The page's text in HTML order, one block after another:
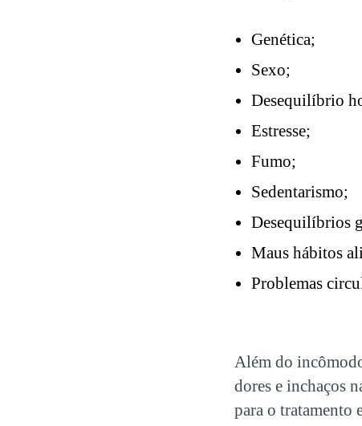
Genética;
Sexo;
Desequilíbrio
Estresse;
Fumo;
Sedentarismo;
Desequilíbrios
Maus hábitos
Problemas
Além do
dores e inchaços
para o tratamento